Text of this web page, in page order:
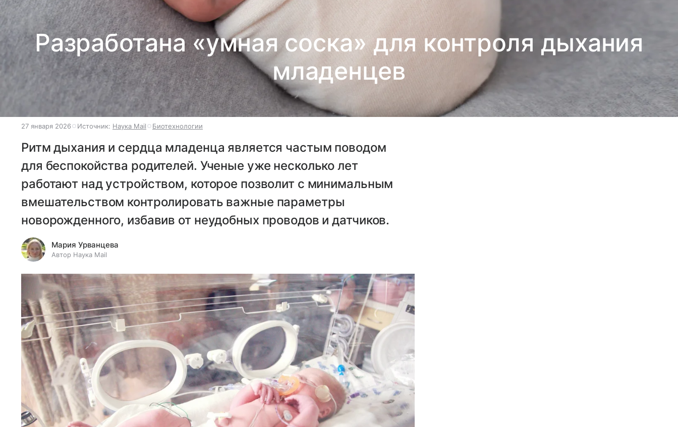
Разработана «умная соска» для контроля дыхания
младенцев
27 января 2026 Источник: Наука Mail Биотехнологии
Ритм дыхания и сердца младенца является частым поводом
для беспокойства родителей. Ученые уже несколько лет
работают над устройством, которое позволит с минимальным
вмешательством контролировать важные параметры
новорожденного, избавив от неудобных проводов и датчиков.
Мария Урванцева
Автор Наука Mail